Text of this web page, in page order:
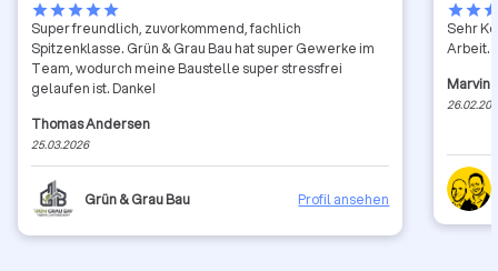
starstarstarstarstar
Super freundlich, zuvorkommend, fachlich
Spitzenklasse. Grün & Grau Bau hat super Gewerke im
Team, wodurch meine Baustelle super stressfrei
gelaufen ist. Danke!
Thomas Andersen
25.03.2026
Grün & Grau Bau Profil ansehen
starstar
Sehr
Arbeit.
Marvin